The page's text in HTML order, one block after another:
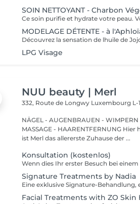
SOIN NETTOYANT - Charbon
MODELAGE DÉTENTE - à
LPG Visage
NUU beauty | Merl
332, Route de Longwy Luxembourg L-
NÄGEL - AUGENBRAUEN -
MASSAGE - HAARENTFERNUNG Hier hat alles begonnen. Seit 2022
ist Merl das allererste Zuhause der ...
Konsultation (kostenlos)
Signature Treatments by Nadia
Facial Treatments with ZO Skin